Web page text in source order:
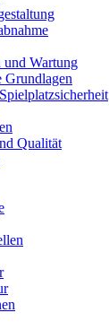
und Wartung
Grundlagen
Qualität